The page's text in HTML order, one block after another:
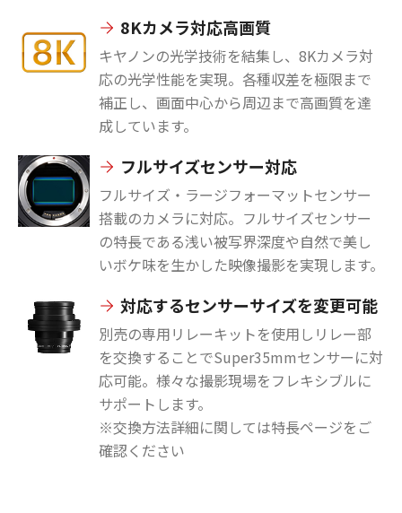
8Kカメラ対応高画質
キヤノンの光学技術を結集し、8Kカメラ対
応の光学性能を実現。各種収差を極限まで
補正し、画面中心から周辺まで高画質を達
成しています。
フルサイズセンサー対応
フルサイズ・ラージフォーマットセンサー
搭載のカメラに対応。フルサイズセンサー
の特長である浅い被写界深度や自然で美し
いボケ味を生かした映像撮影を実現します。
対応するセンサーサイズを変更可能
別売の専用リレーキットを使用しリレー部
を交換することでSuper35mmセンサーに対
応可能。様々な撮影現場をフレキシブルに
サポートします。
※交換方法詳細に関しては特長ページをご
確認ください